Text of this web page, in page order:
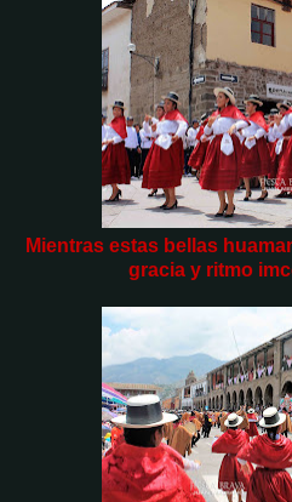
Mientras estas bellas
gracia y ritmo